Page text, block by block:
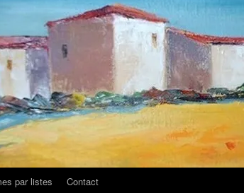
par listes Contact